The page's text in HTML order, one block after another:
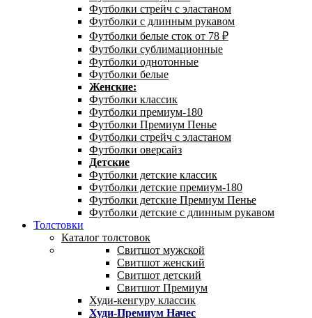
Футболки стрейч с эластаном
Футболки с длинным рукавом
Футболки белые сток от 78 ₽
Футболки сублимационные
Футболки однотонные
Футболки белые
Женские:
Футболки классик
Футболки премиум-180
Футболки Премиум Пенье
Футболки стрейч с эластаном
Футболки оверсайз
Детские
Футболки детские классик
Футболки детские премиум-180
Футболки детские Премиум Пенье
Футболки детские с длинным рукавом
Толстовки
Каталог толстовок
Свитшот мужской
Свитшот женский
Свитшот детский
Свитшот Премиум
Худи-кенгуру классик
Худи-Премиум Начес